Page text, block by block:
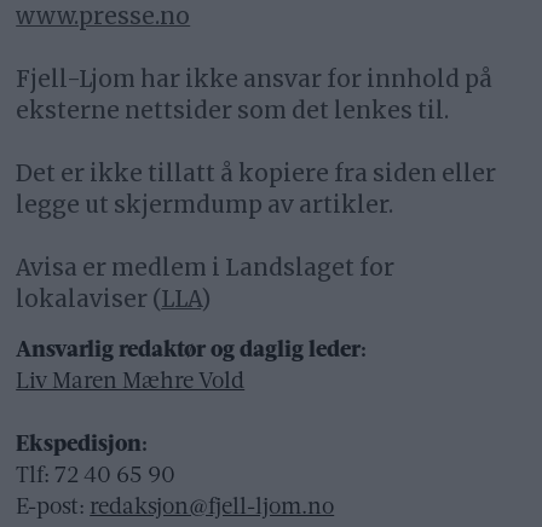
www.presse.no
Fjell-Ljom har ikke ansvar for innhold på
eksterne nettsider som det lenkes til.
Det er ikke tillatt å kopiere fra siden eller
legge ut skjermdump av artikler.
Avisa er medlem i Landslaget for
lokalaviser (LLA)
Ansvarlig redaktør og daglig leder:
Liv Maren Mæhre Vold
Ekspedisjon:
Tlf: 72 40 65 90
E-post: redaksjon@fjell-ljom.no